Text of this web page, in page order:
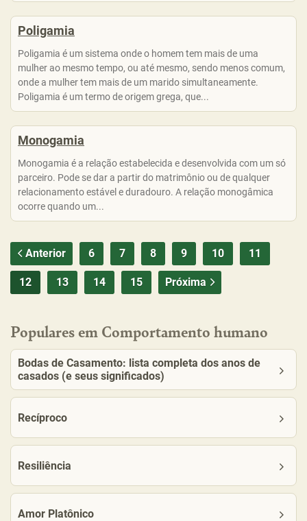
Poligamia
Poligamia é um sistema onde o homem tem mais de uma
mulher ao mesmo tempo, ou até mesmo, sendo menos comum,
onde a mulher tem mais de um marido simultaneamente.
Poligamia é um termo de origem grega, que...
Monogamia
Monogamia é a relação estabelecida e desenvolvida com um só
parceiro. Pode se dar a partir do matrimônio ou de qualquer
relacionamento estável e duradouro. A relação monogâmica
ocorre quando um...
Anterior 6 7 8 9 10 11
12 13 14 15 Próxima
Populares em Comportamento humano
Bodas de Casamento: lista completa dos anos de
casados (e seus significados)
Recíproco
Resiliência
Amor Platônico